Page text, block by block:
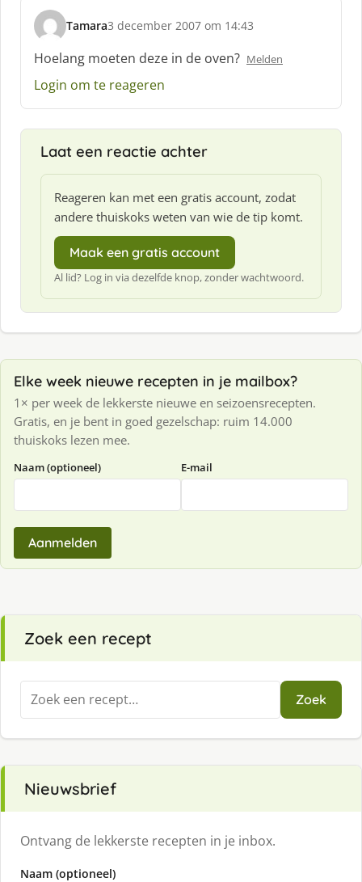
Tamara
s
c
h
r
3 december 2007 om 14:43
Hoelang moeten deze in de oven? Melden
Login om te reageren
Laat een reactie achter
Reageren kan met een gratis account, zodat
andere thuiskoks weten van wie de tip komt.
Maak een gratis account
Al lid? Log in via dezelfde knop, zonder wachtwoord.
Elke week nieuwe recepten in je mailbox?
1× per week de lekkerste nieuwe en seizoensrecepten.
Gratis, en je bent in goed gezelschap: ruim 14.000
thuiskoks lezen mee.
Naam (optioneel) E-mail
Aanmelden
Zoek een recept
Zoeken
naar:
Zoek
Nieuwsbrief
Ontvang de lekkerste recepten in je inbox.
Naam (optioneel)